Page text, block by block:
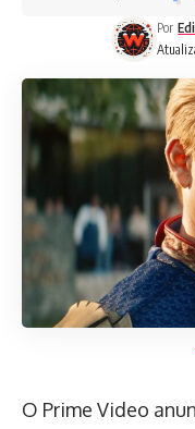
Por
O Prime Video